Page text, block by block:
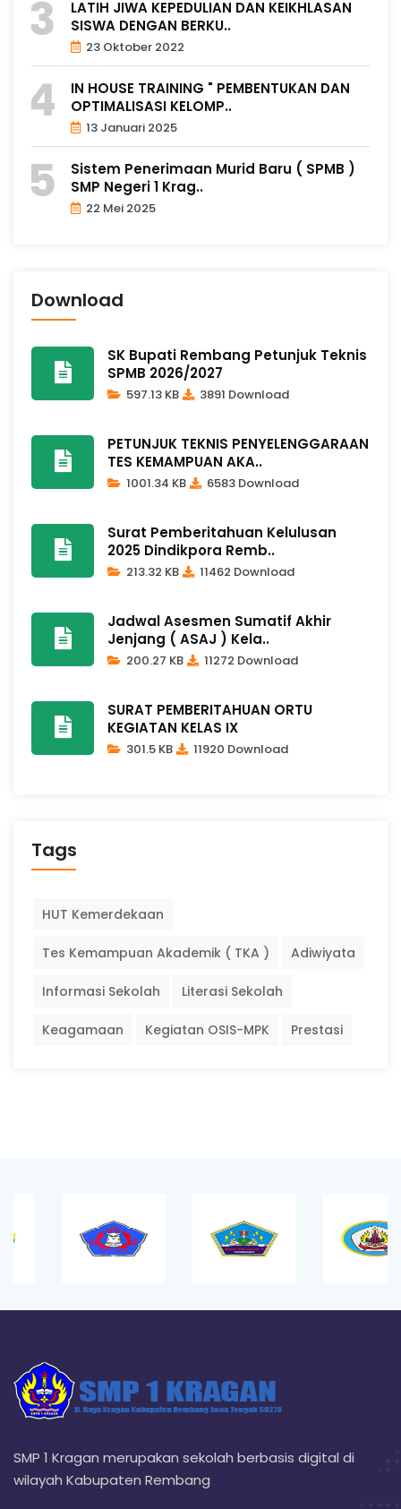
LATIH JIWA KEPEDULIAN DAN KEIKHLASAN
SISWA DENGAN BERKU..
23 Oktober 2022
IN HOUSE TRAINING " PEMBENTUKAN DAN
OPTIMALISASI KELOMP..
13 Januari 2025
Sistem Penerimaan Murid Baru ( SPMB )
SMP Negeri 1 Krag..
22 Mei 2025
Download
SK Bupati Rembang Petunjuk Teknis
SPMB 2026/2027
597.13 KB 3891 Download
PETUNJUK TEKNIS PENYELENGGARAAN
TES KEMAMPUAN AKA..
1001.34 KB 6583 Download
Surat Pemberitahuan Kelulusan
2025 Dindikpora Remb..
213.32 KB 11462 Download
Jadwal Asesmen Sumatif Akhir
Jenjang ( ASAJ ) Kela..
200.27 KB 11272 Download
SURAT PEMBERITAHUAN ORTU
KEGIATAN KELAS IX
301.5 KB 11920 Download
Tags
HUT Kemerdekaan
Tes Kemampuan Akademik ( TKA ) Adiwiyata
Informasi Sekolah Literasi Sekolah
Keagamaan Kegiatan OSIS-MPK Prestasi
SMP 1 Kragan merupakan sekolah berbasis digital di
wilayah Kabupaten Rembang